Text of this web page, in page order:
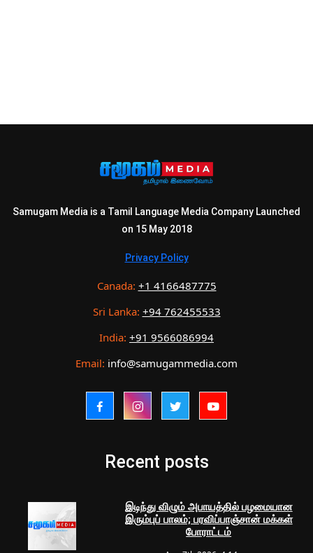
Samugam Media is a Tamil Language Media Company Launched
on 15 May 2018
Privacy Policy
Canada: +1 4166487775
Sri Lanka: +94 762455533
India: +91 9566086994
Email: info@samugammedia.com
Recent posts
இடிந்து விழும் அபாயத்தில் பழமையான
இரும்புப் பாலம்; பரவிப்பாஞ்சான் மக்கள்
போராட்டம்